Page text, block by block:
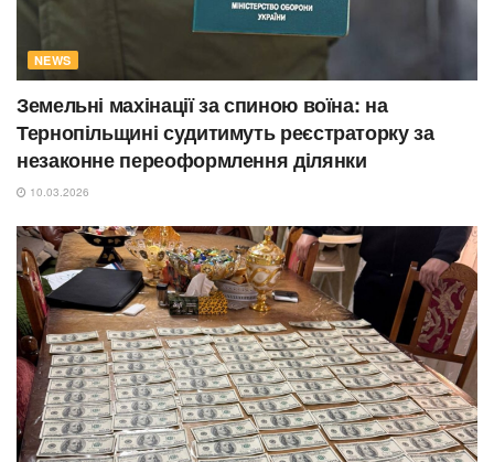
NEWS
Земельні махінації за спиною воїна: на
Тернопільщині судитимуть реєстраторку за
незаконне переоформлення ділянки
10.03.2026